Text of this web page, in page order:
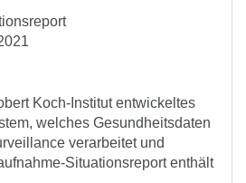
Koch-Institut entwickeltes
welches Gesundheitsdaten
verarbeitet und
Situationsreport enthält